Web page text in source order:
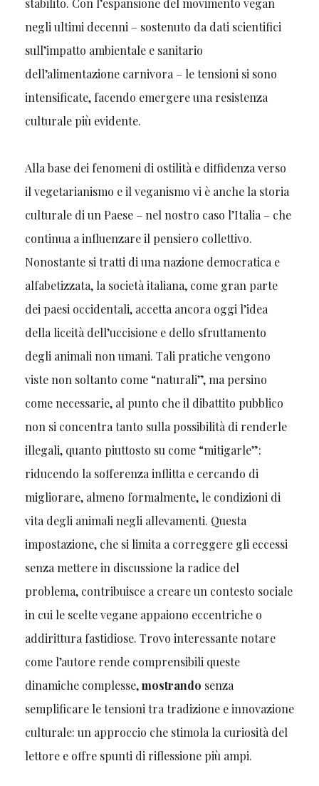
stabilito. Con l’espansione del movimento vegan
negli ultimi decenni – sostenuto da dati scientifici
sull’impatto ambientale e sanitario
dell’alimentazione carnivora – le tensioni si sono
intensificate, facendo emergere una resistenza
culturale più evidente.
Alla base dei fenomeni di ostilità e diffidenza verso
il vegetarianismo e il veganismo vi è anche la storia
culturale di un Paese – nel nostro caso l’Italia – che
continua a influenzare il pensiero collettivo.
Nonostante si tratti di una nazione democratica e
alfabetizzata, la società italiana, come gran parte
dei paesi occidentali, accetta ancora oggi l’idea
della liceità dell’uccisione e dello sfruttamento
degli animali non umani. Tali pratiche vengono
viste non soltanto come “naturali”, ma persino
come necessarie, al punto che il dibattito pubblico
non si concentra tanto sulla possibilità di renderle
illegali, quanto piuttosto su come “mitigarle”:
riducendo la sofferenza inflitta e cercando di
migliorare, almeno formalmente, le condizioni di
vita degli animali negli allevamenti. Questa
impostazione, che si limita a correggere gli eccessi
senza mettere in discussione la radice del
problema, contribuisce a creare un contesto sociale
in cui le scelte vegane appaiono eccentriche o
addirittura fastidiose. Trovo interessante notare
come l’autore rende comprensibili queste
dinamiche complesse,mostrando senza
semplificare le tensioni tra tradizione e innovazione
culturale: un approccio che stimola la curiosità del
lettore e offre spunti di riflessione più ampi.